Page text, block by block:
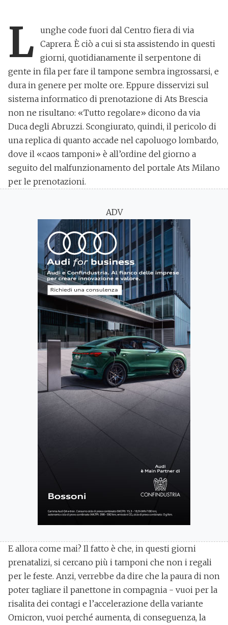
L unghe code fuori dal Centro fiera di via
Caprera. È ciò a cui si sta assistendo in questi
giorni, quotidianamente il serpentone di
gente in fila per fare il tampone sembra ingrossarsi, e
dura in genere per molte ore. Eppure disservizi sul
sistema informatico di prenotazione di Ats Brescia
non ne risultano: «Tutto regolare» dicono da via
Duca degli Abruzzi. Scongiurato, quindi, il pericolo di
una replica di quanto accade nel capoluogo lombardo,
dove il «caos tamponi» è all’ordine del giorno a
seguito del malfunzionamento del portale Ats Milano
per le prenotazioni.
ADV
E allora come mai? Il fatto è che, in questi giorni
prenatalizi, si cercano più i tamponi che non i regali
per le feste. Anzi, verrebbe da dire che la paura di non
poter tagliare il panettone in compagnia - vuoi per la
risalita dei contagi e l’accelerazione della variante
Omicron, vuoi perché aumenta, di conseguenza, la